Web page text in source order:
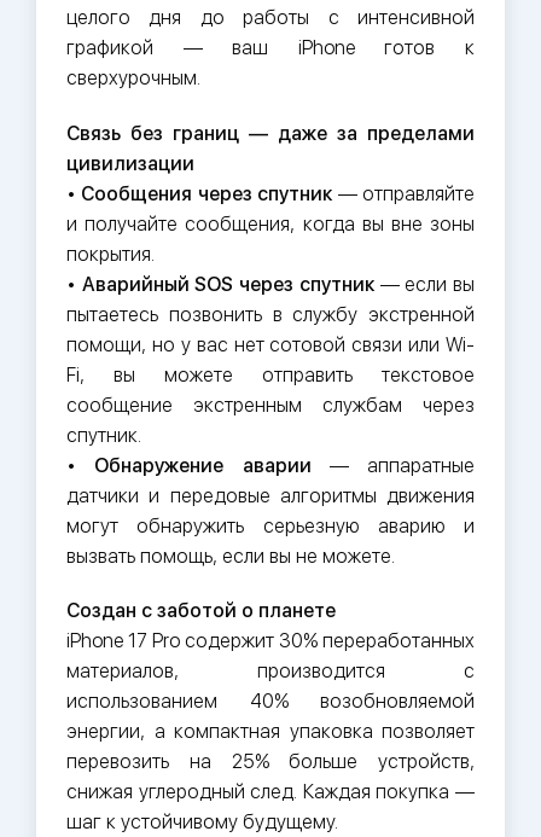
целого дня до работы с интенсивной
графикой — ваш iPhone готов к
сверхурочным.
Связь без границ — даже за пределами
цивилизации
• Сообщения через спутник — отправляйте
и получайте сообщения, когда вы вне зоны
покрытия.
• Аварийный SOS через спутник— если вы
пытаетесь позвонить в службу экстренной
помощи, но у вас нет сотовой связи или Wi-
Fi, вы можете отправить текстовое
сообщение экстренным службам через
спутник.
• Обнаружение аварии — аппаратные
датчики и передовые алгоритмы движения
могут обнаружить серьезную аварию и
вызвать помощь, если вы не можете.
Создан с заботой о планете
iPhone 17 Pro содержит 30% переработанных
материалов, производится с
использованием 40% возобновляемой
энергии, а компактная упаковка позволяет
перевозить на 25% больше устройств,
снижая углеродный след. Каждая покупка —
шаг к устойчивому будущему.